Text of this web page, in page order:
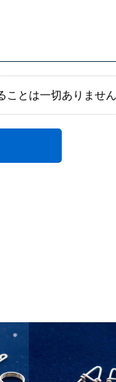
とは一切ありません